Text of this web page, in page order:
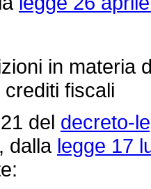
in materia
fiscali
del decreto-
dalla legge 17